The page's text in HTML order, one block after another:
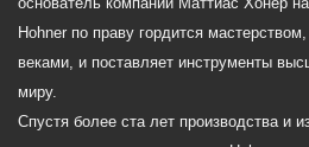
Hohner по праву гордится
веками, и поставляет инструменты
миру.
Спустя более ста лет производства и